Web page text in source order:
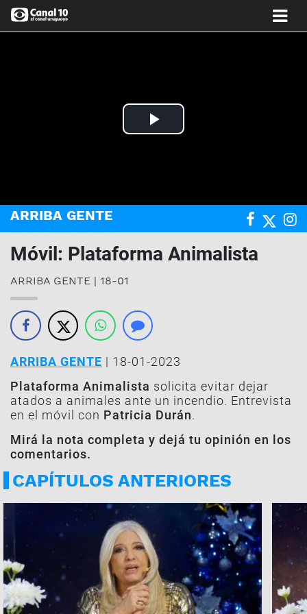
Play
ARRIBA GENTE
Móvil: Plataforma Animalista
ARRIBA GENTE | 18-01
ARRIBA GENTE | 18-01-2023
Plataforma Animalista solicita evitar dejar
atados a animales ante un incendio. Entrevista
en el móvil con Patricia Durán.
Mirá la nota completa y dejá tu opinión en los
comentarios.
CAPÍTULOS ANTERIORES